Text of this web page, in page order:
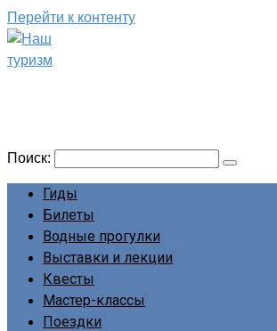
Перейти к контенту
Поиск:
Гиды
Билеты
Водные прогулки
Выставки и лекции
Квесты
Мастер-классы
Поездки